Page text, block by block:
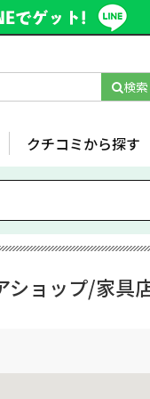
検索
クチコミから探す
ショップ/家具